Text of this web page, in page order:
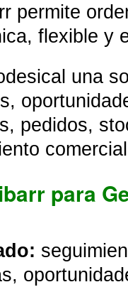
permite
flexible y
una
pedidos,
para